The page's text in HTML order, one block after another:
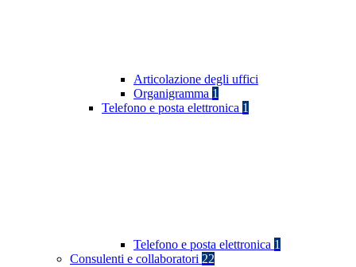
Articolazione degli uffici
Organigramma 1
Telefono e posta elettronica 1
Telefono e posta elettronica 1
Consulenti e collaboratori 22